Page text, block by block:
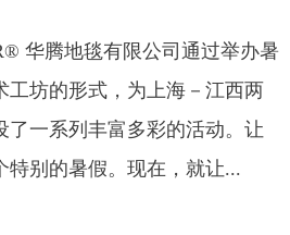
华腾地毯有限公司通过举办暑
工坊的形式，为上海－江西两
了一系列丰富多彩的活动。让
特别的暑假。现在，就让...